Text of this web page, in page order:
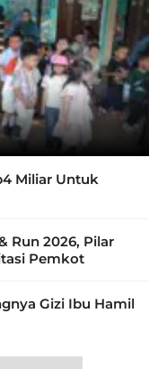
Miliar Untuk
Run 2026, Pilar
Pemkot
Gizi Ibu Hamil